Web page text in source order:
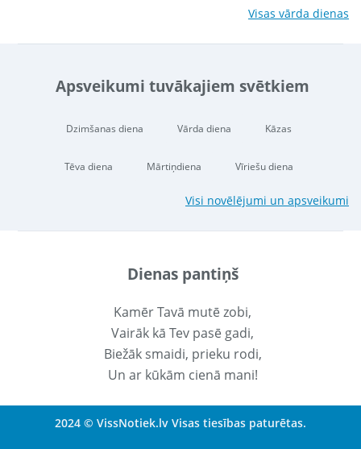
Visas vārda dienas
Apsveikumi tuvākajiem svētkiem
Dzimšanas diena Vārda diena Kāzas
Tēva diena Mārtiņdiena Vīriešu diena
Visi novēlējumi un apsveikumi
Dienas pantiņš
Kamēr Tavā mutē zobi,
Vairāk kā Tev pasē gadi,
Biežāk smaidi, prieku rodi,
Un ar kūkām cienā mani!
2024 © VissNotiek.lv Visas tiesības paturētas.